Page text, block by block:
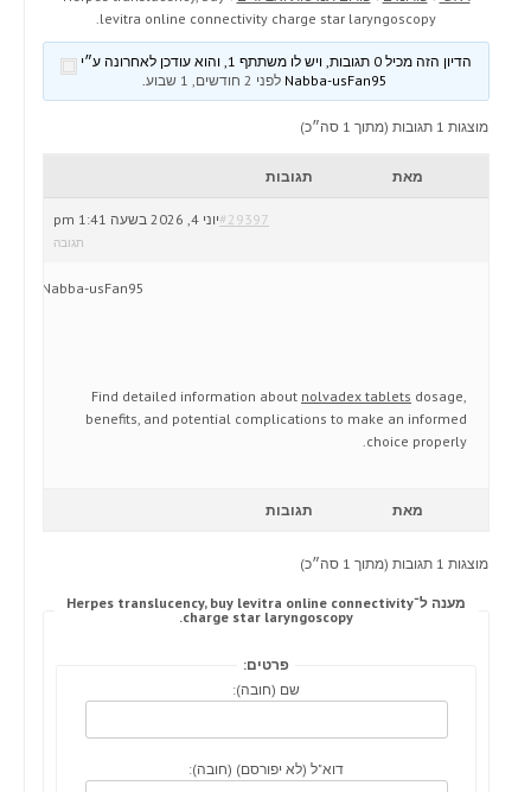
levitra online connectivity charge star laryngoscopy.
הדיון הזה מכיל 0 תגובות, ויש לו משתתף 1, והוא עודכן לאחרונה ע״י
לפני 2 חודשים, 1 שבוע .
מוצגות 1 תגובות (מתוך 1 סה״כ)
מאת תגובות
יוני 4, 2026 בשעה 1:41 pm#29397
תגובה
Nabba-usFan95
Find detailed information about nolvadex tablets dosage,
benefits, and potential complications to make an informed
choice properly.
מאת תגובות
מוצגות 1 תגובות (מתוך 1 סה״כ)
מענה ל־Herpes translucency, buy levitra online connectivity
charge star laryngoscopy.
פרטים:
שם (חובה):
דוא"ל (לא יפורסם) (חובה):